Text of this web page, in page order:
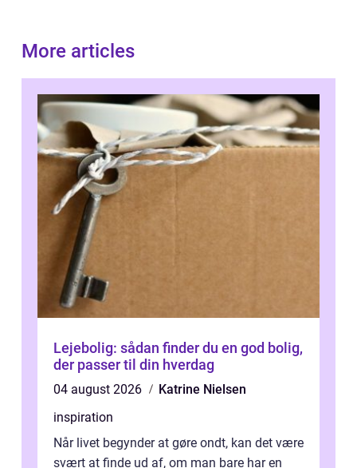
More articles
Lejebolig: sådan finder du en god bolig,
der passer til din hverdag
04 august 2026
Katrine Nielsen
inspiration
Når livet begynder at gøre ondt, kan det være
svært at finde ud af, om man bare har en